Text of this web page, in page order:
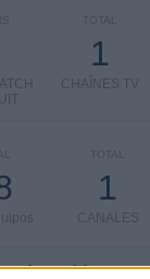
TOTAL
1
CHAÎNES TV
TOTAL
1
CANALES
en clair